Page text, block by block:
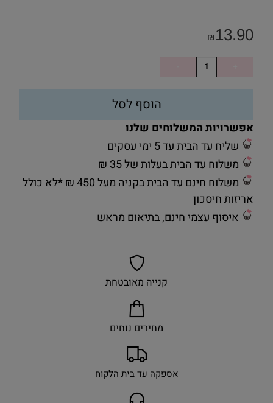
₪13.90
הוסף לסל
אפשרויות המשלוחים שלנו
שליח עד הבית עד 5 ימי עסקים
משלוח עד הבית בעלות של 35 ₪
משלוח חינם עד הבית בקניה מעל 450 ₪ *לא כולל
אריזות חיסכון
איסוף עצמי חינם, בתיאום מראש
קנייה מאובטחת
מחירים נוחים
אספקה עד בית הלקוח